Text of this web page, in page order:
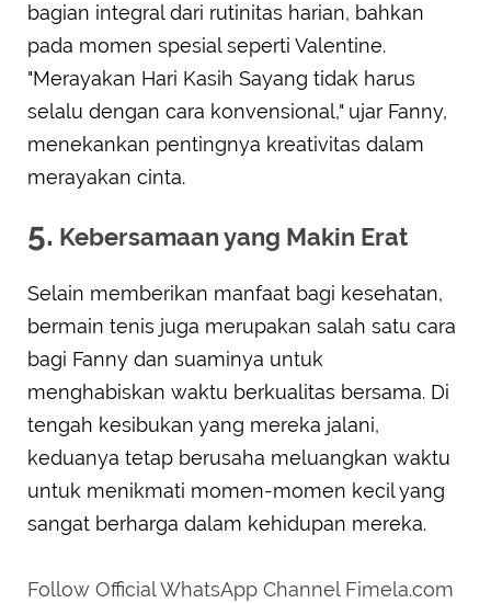
bagian integral dari rutinitas harian, bahkan
pada momen spesial seperti Valentine.
"Merayakan Hari Kasih Sayang tidak harus
selalu dengan cara konvensional," ujar Fanny,
menekankan pentingnya kreativitas dalam
merayakan cinta.
5. Kebersamaan yang Makin Erat
Selain memberikan manfaat bagi kesehatan,
bermain tenis juga merupakan salah satu cara
bagi Fanny dan suaminya untuk
menghabiskan waktu berkualitas bersama. Di
tengah kesibukan yang mereka jalani,
keduanya tetap berusaha meluangkan waktu
untuk menikmati momen-momen kecil yang
sangat berharga dalam kehidupan mereka.
Follow Official WhatsApp Channel Fimela.com